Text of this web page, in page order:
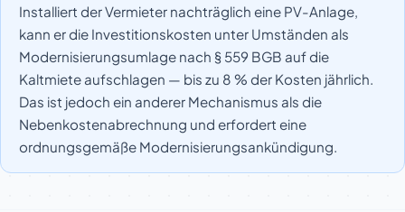
Installiert der Vermieter nachträglich eine PV-Anlage,
kann er die Investitionskosten unter Umständen als
Modernisierungsumlage nach § 559 BGB auf die
Kaltmiete aufschlagen — bis zu 8 % der Kosten jährlich.
Das ist jedoch ein anderer Mechanismus als die
Nebenkostenabrechnung und erfordert eine
ordnungsgemäße Modernisierungsankündigung.